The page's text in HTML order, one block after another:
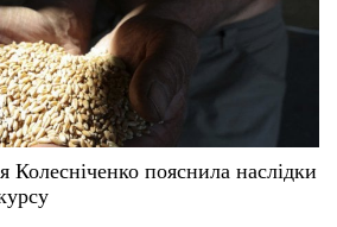
Колесніченко пояснила наслідки